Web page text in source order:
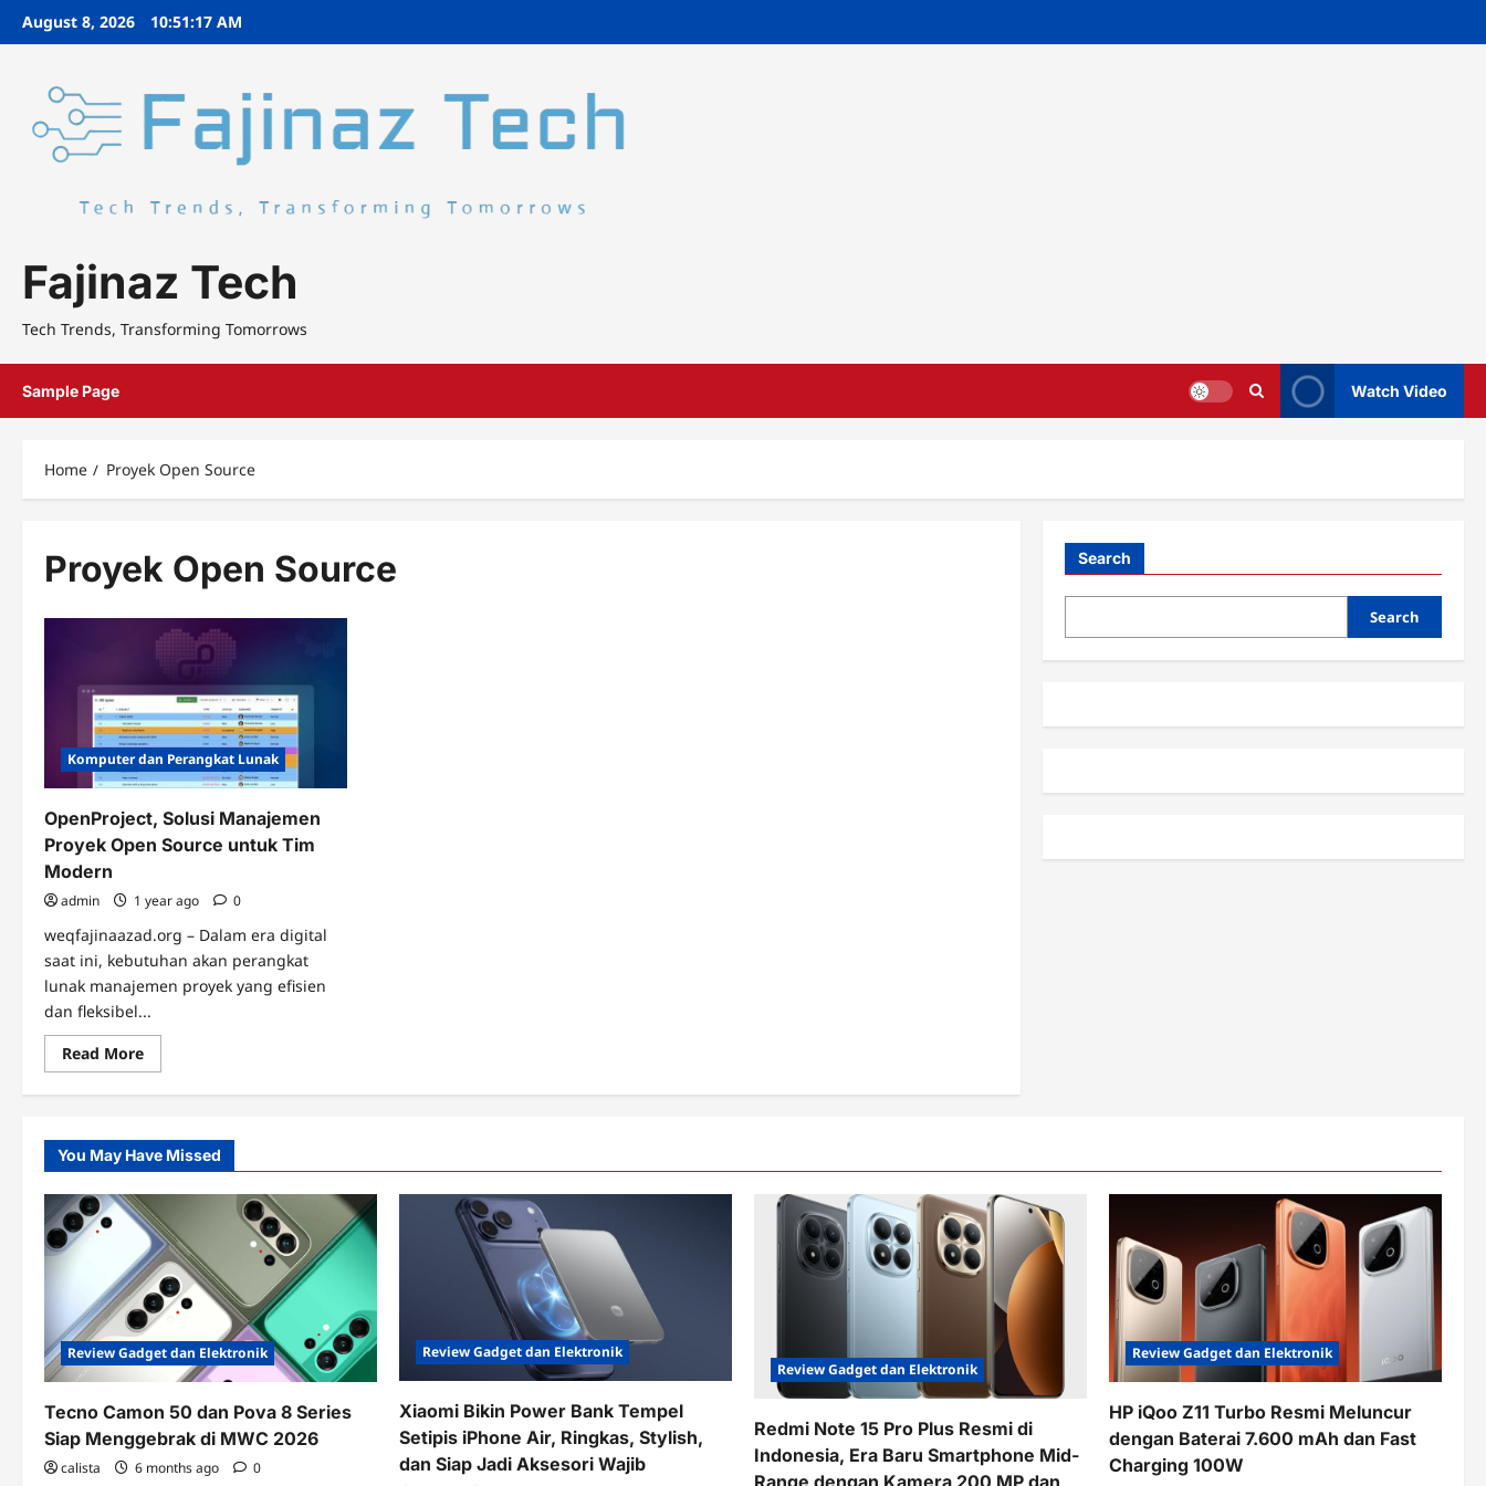
SkipAugust 8, 2026 10:51:17 AM
Fajinaz Tech
Tech Trends, Transforming Tomorrows
Sample Page Watch Video
Home Proyek Open Source
Proyek Open Source
Komputer dan Perangkat Lunak
OpenProject, Solusi Manajemen
Proyek Open Source untuk Tim
Modern
admin 1 year ago 0
weqfajinaazad.org – Dalam era digital
saat ini, kebutuhan akan perangkat
lunak manajemen proyek yang efisien
dan fleksibel...
Read MoreRead
more
OpenProject,
Proyek
Open
Source
untuk
Tim
Modern
Search
Search
You May Have Missed
Review Gadget dan Elektronik
Tecno Camon 50 dan Pova 8 Series
Siap Menggebrak di MWC 2026
calista 6 months ago 0
Review Gadget dan Elektronik
Xiaomi Bikin Power Bank Tempel
Setipis iPhone Air, Ringkas, Stylish,
dan Siap Jadi Aksesori Wajib
Review Gadget dan Elektronik
Redmi Note 15 Pro Plus Resmi di
Indonesia, Era Baru Smartphone Mid-
Range dengan Kamera 200 MP dan
Review Gadget dan Elektronik
HP iQoo Z11 Turbo Resmi Meluncur
dengan Baterai 7.600 mAh dan Fast
Charging 100W